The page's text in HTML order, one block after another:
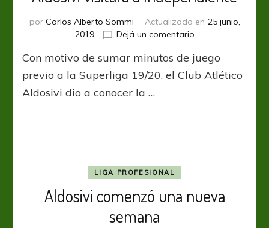
por Carlos Alberto Sommi Actualizado en 25 junio,
2019
Dejá un comentarioen
visitará
a
Con motivo de sumar minutos de juego
previo a la Superliga 19/20, el Club Atlético
Aldosivi dio a conocer la …
LIGA PROFESIONAL
Aldosivi comenzó una nueva
semana